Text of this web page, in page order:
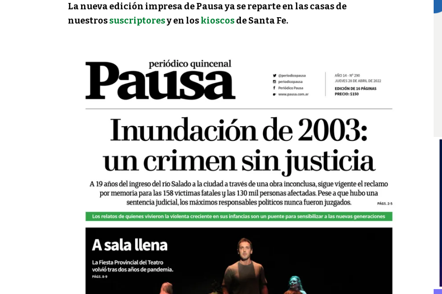
La nueva edición impresa de Pausa ya se reparte en las casas de
nuestrossuscriptoresy en loskioscosde Santa Fe.